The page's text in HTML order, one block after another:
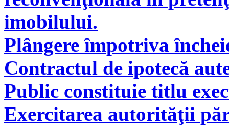
imobilului.
Plângere împotriva
Contractul de ipotecă
Public constituie titlu
Exercitarea autorităţii